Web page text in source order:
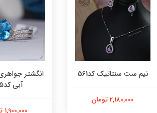
نیم ست سنتاتیک کد561
2,180,000 تومان
انگشتر
آبی کد565